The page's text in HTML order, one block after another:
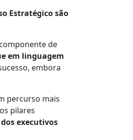
Estratégico são
de
em linguagem
embora
percurso mais
pilares
executivos